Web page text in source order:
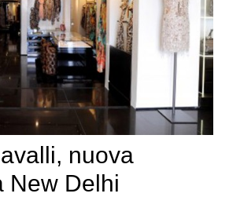
nuova
New Delhi